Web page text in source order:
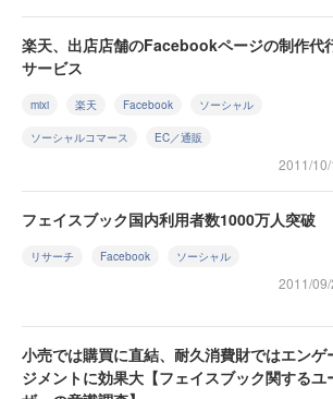
楽天、出店店舗のFacebookページの制作代
サービス
mixi 楽天 Facebook ソーシャル
ソーシャルコマース EC／通販
2011/10/
フェイスブック国内利用者数1000万人突破
リサーチ Facebook ソーシャル
2011/
小売では購買に直結、耐久消費財ではエンゲ
ジメントに効果大【フェイスブック関するユ